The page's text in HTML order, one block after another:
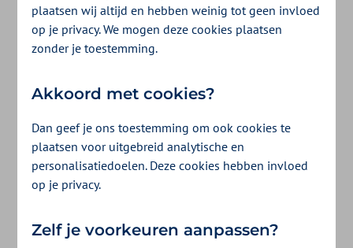
Wij werken nauw samen met verschillende
branche-organisaties. Als lid van een
medewerkers en hun gezinsleden van
uitgebreide voordelen op het gebied van
zorg, gezondheid, arbeidsongeschiktheid en
vitaliteit.
plaatsen wij altijd en hebben weinig tot geen invloed
op je privacy. We mogen deze cookies plaatsen
zonder je toestemming.
Akkoord met cookies?
Dan geef je ons toestemming om ook cookies te
plaatsen voor uitgebreid analytische en
personalisatiedoelen. Deze cookies hebben invloed
op je privacy.
Zelf je voorkeuren aanpassen?